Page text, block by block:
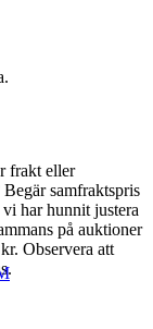
frakt eller
samfraktspris
har hunnit justera
på auktioner
Observera att